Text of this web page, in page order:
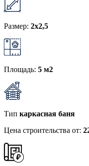
Размер: 2x2,5
Площадь: 5 м2
Тип каркасная баня
Цена строительства от: